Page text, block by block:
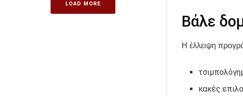
LOAD MORE
Βάλε
Η έλλειψη
κακές